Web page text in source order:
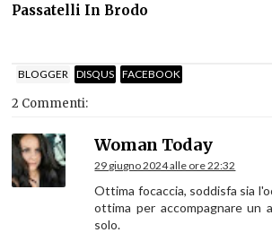
Passatelli In Brodo
BLOGGER DISQUS FACEBOOK
2 Commenti:
Woman Today
29 giugno 2024 alle ore 22:32
Ottima focaccia, soddisfa sia
ottima per accompagnare un
solo.